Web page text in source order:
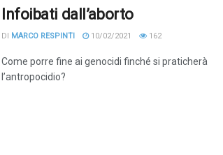
Infoibati dall’aborto
DI MARCO RESPINTI 10/02/2021 162
Come porre fine ai genocidi finché si praticherà
l’antropocidio?